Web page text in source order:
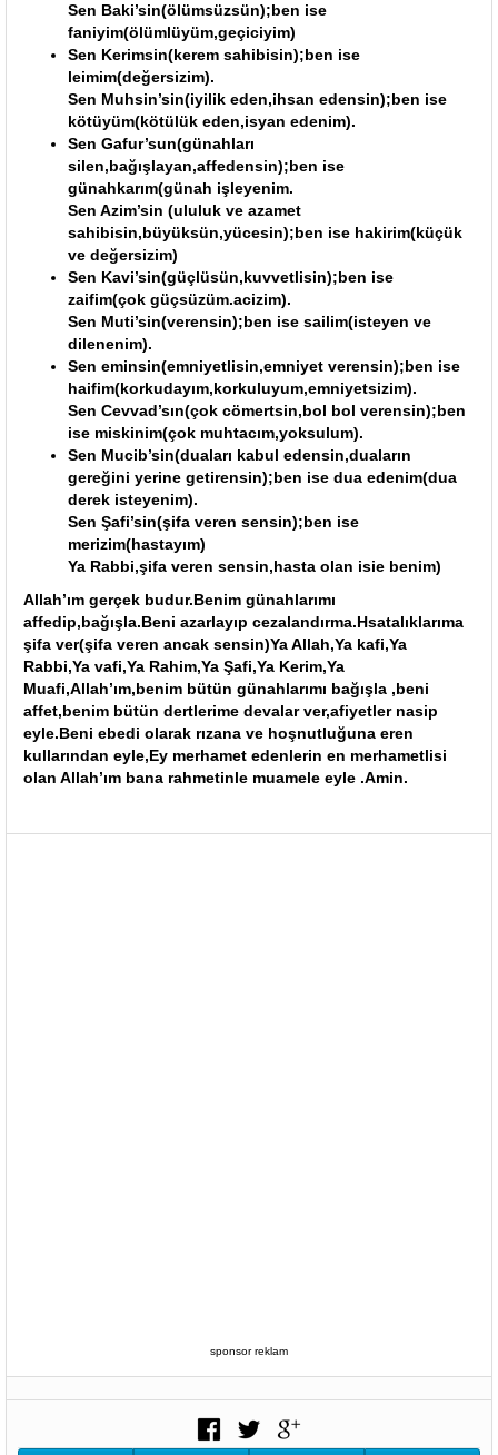
Sen Baki’sin(ölümsüzsün);ben ise
faniyim(ölümlüyüm,geçiciyim)
Sen Kerimsin(kerem sahibisin);ben ise
leimim(değersizim).
Sen Muhsin’sin(iyilik eden,ihsan edensin);ben ise
kötüyüm(kötülük eden,isyan edenim).
Sen Gafur’sun(günahları
silen,bağışlayan,affedensin);ben ise
günahkarım(günah işleyenim.
Sen Azim’sin (ululuk ve azamet
sahibisin,büyüksün,yücesin);ben ise hakirim(küçük
ve değersizim)
Sen Kavi’sin(güçlüsün,kuvvetlisin);ben ise
zaifim(çok güçsüzüm.acizim).
Sen Muti’sin(verensin);ben ise sailim(isteyen ve
dilenenim).
Sen eminsin(emniyetlisin,emniyet verensin);ben ise
haifim(korkudayım,korkuluyum,emniyetsizim).
Sen Cevvad’sın(çok cömertsin,bol bol verensin);ben
ise miskinim(çok muhtacım,yoksulum).
Sen Mucib’sin(duaları kabul edensin,duaların
gereğini yerine getirensin);ben ise dua edenim(dua
derek isteyenim).
Sen Şafi’sin(şifa veren sensin);ben ise
merizim(hastayım)
Ya Rabbi,şifa veren sensin,hasta olan isie benim)
Allah’ım gerçek budur.Benim günahlarımı
affedip,bağışla.Beni azarlayıp cezalandırma.Hsatalıklarıma
şifa ver(şifa veren ancak sensin)Ya Allah,Ya kafi,Ya
Rabbi,Ya vafi,Ya Rahim,Ya Şafi,Ya Kerim,Ya
Muafi,Allah’ım,benim bütün günahlarımı bağışla ,beni
affet,benim bütün dertlerime devalar ver,afiyetler nasip
eyle.Beni ebedi olarak rızana ve hoşnutluğuna eren
kullarından eyle,Ey merhamet edenlerin en merhametlisi
olan Allah’ım bana rahmetinle muamele eyle .Amin.
sponsor reklam